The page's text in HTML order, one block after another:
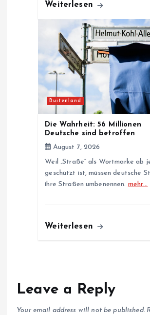
Weiterlesen
Buitenland
Die Wahrheit: 56 Millionen
Deutsche sind betroffen
August 7, 2026
Weil „Straße“ als Wortmarke ab
geschützt ist, müssen deutsche
ihre Straßen umbenennen. mehr…
Weiterlesen
Leave a Reply
Your email address will not be published.